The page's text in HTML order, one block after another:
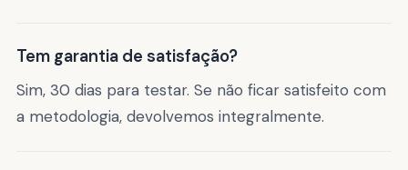
Tem garantia de satisfação?
Sim, 30 dias para testar. Se não ficar satisfeito com
a metodologia, devolvemos integralmente.